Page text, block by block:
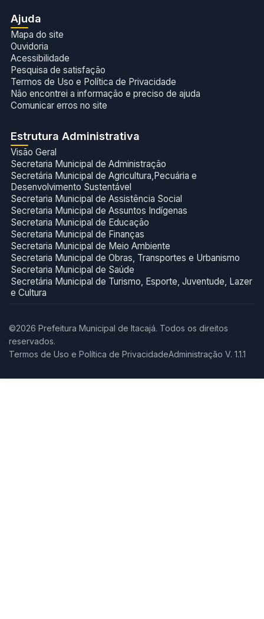
Ajuda
Mapa do site
Ouvidoria
Acessibilidade
Pesquisa de satisfação
Termos de Uso e Política de Privacidade
Não encontrei a informação e preciso de ajuda
Comunicar erros no site
Estrutura Administrativa
Visão Geral
Secretaria Municipal de Administração
Secretária Municipal de Agricultura,Pecuária e
Desenvolvimento Sustentável
Secretaria Municipal de Assistência Social
Secretaria Municipal de Assuntos Indígenas
Secretaria Municipal de Educação
Secretaria Municipal de Finanças
Secretaria Municipal de Meio Ambiente
Secretaria Municipal de Obras, Transportes e Urbanismo
Secretaria Municipal de Saúde
Secretária Municipal de Turismo, Esporte, Juventude, Lazer
e Cultura
©2026 Prefeitura Municipal de Itacajá. Todos os direitos
reservados.
Termos de Uso e Política de PrivacidadeAdministração V. 1.1.1